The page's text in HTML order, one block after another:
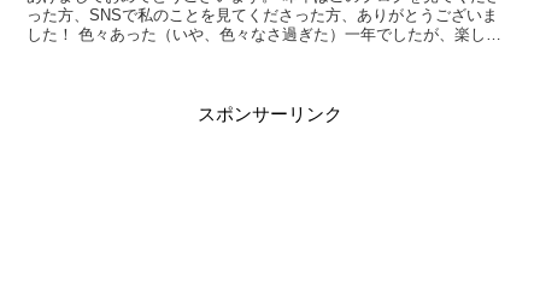
った方、SNSで私のことを見てくださった方、ありがとうございま
した！ 色々あった（いや、色々なさ過ぎた）一年でしたが、楽しい1
スポンサーリンク